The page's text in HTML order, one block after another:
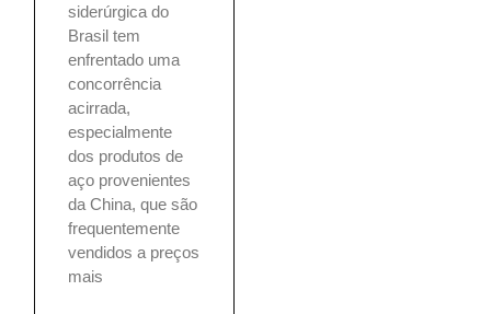
siderúrgica do
Brasil tem
enfrentado uma
concorrência
acirrada,
especialmente
dos produtos de
aço provenientes
da China, que são
frequentemente
vendidos a preços
mais